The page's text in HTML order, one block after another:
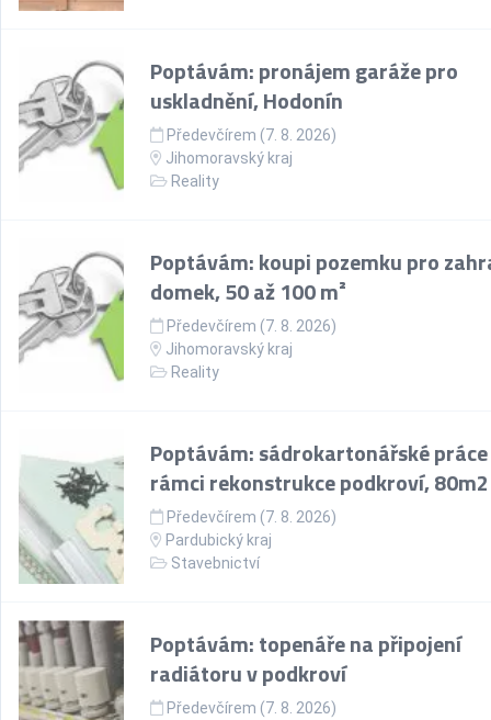
Poptávám: pronájem garáže pro
uskladnění, Hodonín
Předevčírem (7. 8. 2026)
Jihomoravský kraj
Reality
Poptávám: koupi pozemku pro
domek, 50 až 100 m²
Předevčírem (7. 8. 2026)
Jihomoravský kraj
Reality
Poptávám: sádrokartonářské
rámci rekonstrukce podkroví, 80m2
Předevčírem (7. 8. 2026)
Pardubický kraj
Stavebnictví
Poptávám: topenáře na připojení
radiátoru v podkroví
Předevčírem (7. 8. 2026)